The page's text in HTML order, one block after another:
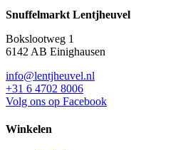
Snuffelmarkt Lentjheuvel
Bokslootweg 1
6142 AB Einighausen
info@lentjheuvel.nl
+31 6 4702 8006
Volg ons op Facebook
Winkelen